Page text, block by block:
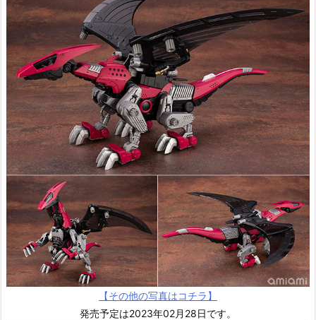
【その他の写真はコチラ】
発売予定は2023年02月28日です。